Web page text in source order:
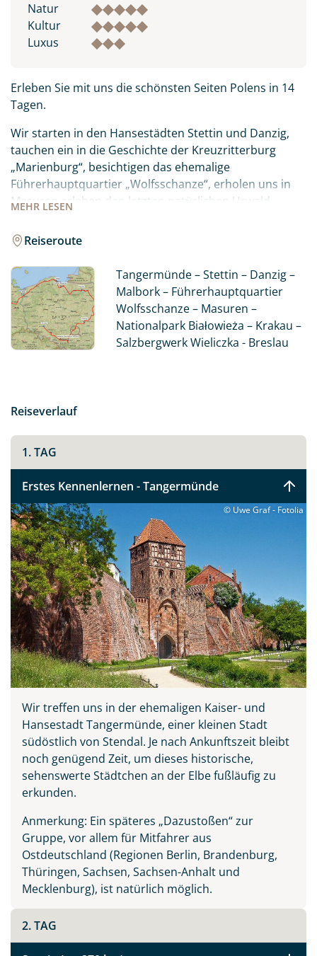
Natur
Kultur
Luxus
MEHR LESEN
Erleben Sie mit uns die schönsten Seiten Polens in 14
Tagen.
Wir starten in den Hansestädten Stettin und Danzig,
tauchen ein in die Geschichte der Kreuzritterburg
„Marienburg“, besichtigen das ehemalige
Führerhauptquartier „Wolfsschanze“, erholen uns in
Masuren erleben den letzten natürlichen Urwald
Hauptstadt auf uns – Grabstätte vieler wichtiger
polnischer Könige, jedoch auch „Augusts dem Starken“,
welcher die Geschichte Dresdens maßgeblich prägte.
Unvergesslich und beeindruckend ist das Salzbergwerk
Wieliczka südlich von Krakau.
Unsere Reise endet in Breslau, der Hauptstadt
Schlesiens.
Reiseroute
Tangermünde – Stettin – Danzig –
Malbork – Führerhauptquartier
Wolfsschanze – Masuren –
Nationalpark Białowieża – Krakau –
Salzbergwerk Wieliczka - Breslau
Reiseverlauf
1. TAG
Erstes Kennenlernen - Tangermünde
© Uwe Graf - Fotolia
Wir treffen uns in der ehemaligen Kaiser- und
Hansestadt Tangermünde, einer kleinen Stadt
südöstlich von Stendal. Je nach Ankunftszeit bleibt
noch genügend Zeit, um dieses historische,
sehenswerte Städtchen an der Elbe fußläufig zu
erkunden.
Anmerkung: Ein späteres „Dazustoßen“ zur
Gruppe, vor allem für Mitfahrer aus
Ostdeutschland (Regionen Berlin, Brandenburg,
Thüringen, Sachsen, Sachsen-Anhalt und
Mecklenburg), ist natürlich möglich.
2. TAG